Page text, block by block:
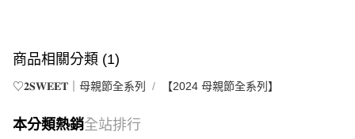
商品相關分類 (1)
♡𝟐𝐒𝐖𝐄𝐄𝐓｜母親節全系列 【2024 母親節全系列】
本分類熱銷全站排行